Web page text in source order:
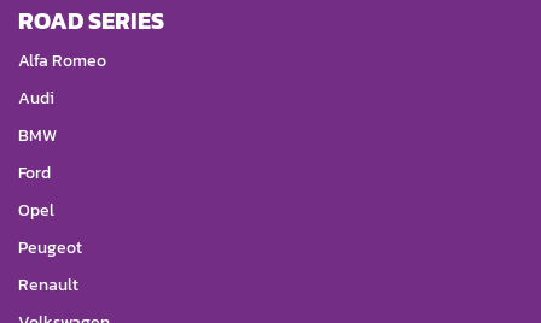
ROAD SERIES
Alfa Romeo
Audi
BMW
Ford
Opel
Peugeot
Renault